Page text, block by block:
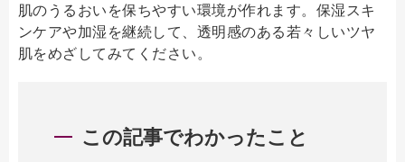
肌のうるおいを保ちやすい環境が作れます。保湿スキ
ンケアや加湿を継続して、透明感のある若々しいツヤ
肌をめざしてみてください。
この記事でわかったこと